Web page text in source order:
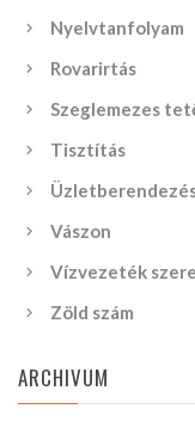
Nyelvtanfolyam
Rovarirtás
Szeglemezes
Tisztítás
Vászon
Vízvezeték
Zöld szám
ARCHIVUM